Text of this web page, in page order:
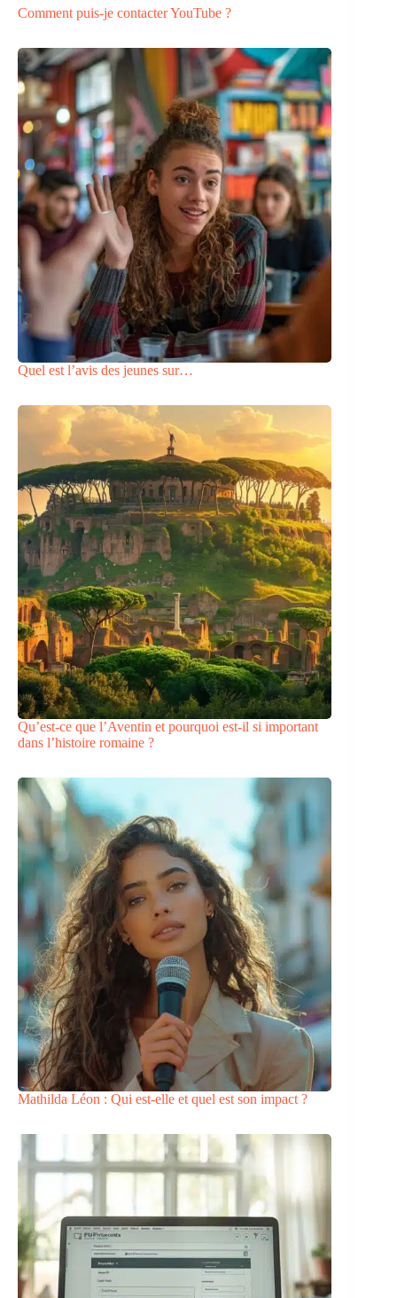
Comment puis-je contacter YouTube ?
Quel est l’avis des jeunes sur…
Qu’est-ce que l’Aventin et pourquoi est-il si important
dans l’histoire romaine ?
Mathilda Léon : Qui est-elle et quel est son impact ?